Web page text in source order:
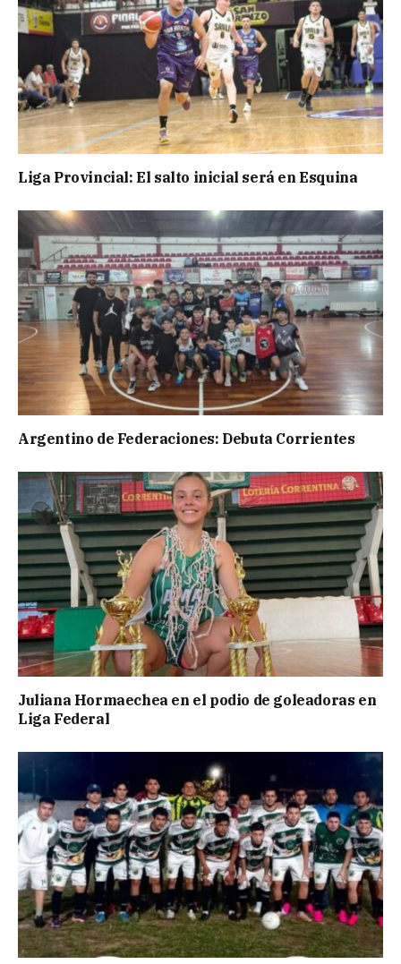
Liga Provincial: El salto inicial será en Esquina
Argentino de Federaciones: Debuta Corrientes
Juliana Hormaechea en el podio de goleadoras en
Liga Federal